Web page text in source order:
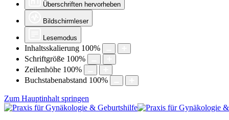
Überschriften hervorheben
Bildschirmleser
Lesemodus
Inhaltsskalierung 100%
Schriftgröße 100%
Zeilenhöhe 100%
Buchstabenabstand 100%
Zum Hauptinhalt springen